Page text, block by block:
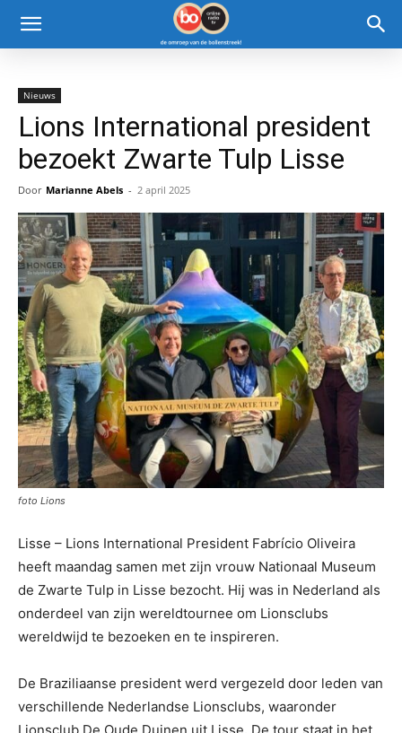
Nieuws
Lions International president
bezoekt Zwarte Tulp Lisse
Door Marianne Abels - 2 april 2025
foto Lions
Lisse – Lions International President Fabrício Oliveira
heeft maandag samen met zijn vrouw Nationaal Museum
de Zwarte Tulp in Lisse bezocht. Hij was in Nederland als
onderdeel van zijn wereldtournee om Lionsclubs
wereldwijd te bezoeken en te inspireren.
De Braziliaanse president werd vergezeld door leden van
verschillende Nederlandse Lionsclubs, waaronder
Lionsclub De Oude Duinen uit Lisse. De tour staat in het